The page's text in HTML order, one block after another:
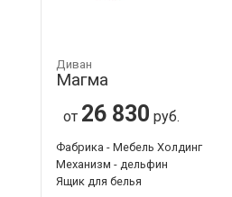
Диван
Магма
от 26 830 руб.
Фабрика - Мебель Холдинг
Механизм - дельфин
Ящик для белья